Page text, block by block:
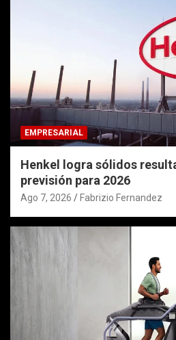
EMPRESARIAL
Henkel logra sólidos
previsión para 2026
Ago 7, 2026 Fabrizio Fernandez